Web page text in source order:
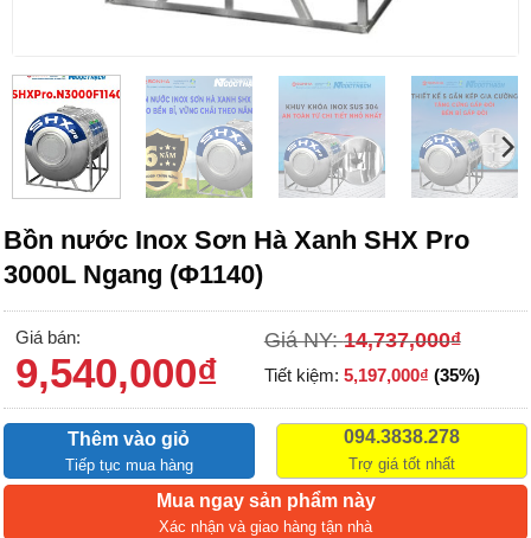
Bồn nước Inox Sơn Hà Xanh SHX Pro
3000L Ngang (Φ1140)
Giá bán:
9,540,000₫
Giá NY:14,737,000₫
Tiết kiệm: 5,197,000₫ (35%)
Thêm vào giỏ
Tiếp tục mua hàng
094.3838.278
Trợ giá tốt nhất
Mua ngay sản phẩm này
Xác nhận và giao hàng tận nhà